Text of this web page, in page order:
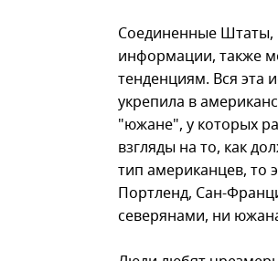
Соединенные Штаты,
информации, также
тенденциям. Вся эта
укрепила в
"южане", у которых
взгляды на то, как
тип американцев, то
Портленд, Сан-
северянами, ни